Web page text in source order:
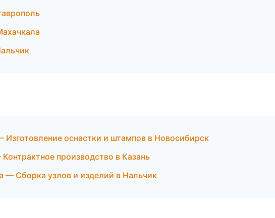
оснастки и штампов в Новосибирск
производство в Казань
Сборка узлов и изделий в Нальчик